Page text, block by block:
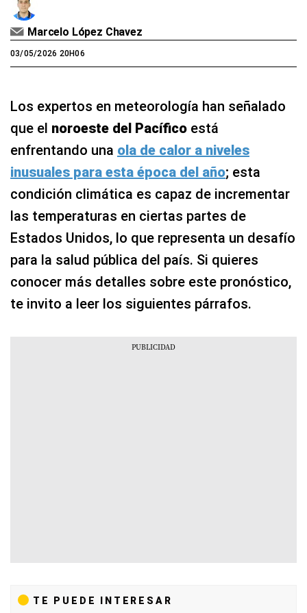
Marcelo López Chavez
03/05/2026 20H06
Los expertos en meteorología han señalado
que el noroeste del Pacífico está
enfrentando una ola de calor a niveles
inusuales para esta época del año; esta
condición climática es capaz de incrementar
las temperaturas en ciertas partes de
Estados Unidos, lo que representa un desafío
para la salud pública del país. Si quieres
conocer más detalles sobre este pronóstico,
te invito a leer los siguientes párrafos.
TE PUEDE INTERESAR